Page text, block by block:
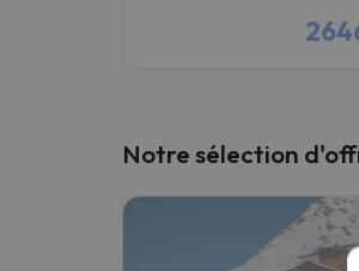
Notre sélection